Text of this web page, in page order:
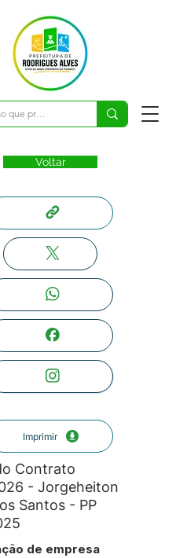
Voltar
Imprimir
Contrato
- Jorgeheiton
Santos - PP
de empresa